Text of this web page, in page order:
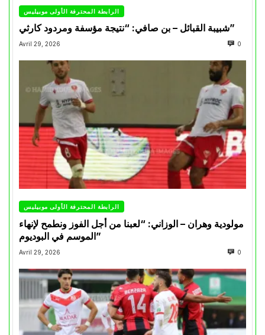
الرابطة المحترفة الأولى موبيليس
شبيبة القبائل – بن صافي: “نتيجة مؤسفة ومردود كارثي”
Avril 29, 2026 0
الرابطة المحترفة الأولى موبيليس
مولودية وهران – الوزاني: “لعبنا من أجل الفوز ونطمح لإنهاء
الموسم في البوديوم”
Avril 29, 2026 0